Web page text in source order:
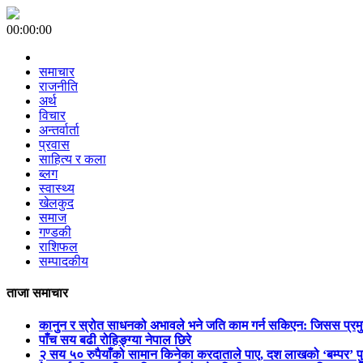
00:00:00
समाचार
राजनीति
अर्थ
विचार
अन्तर्वार्ता
प्रवास
साहित्य र कला
ब्लग
स्वास्थ्य
खेलकुद
समाज
गण्डकी
राशिफल
सम्पादकीय
ताजा समाचार
कानुन र स्रोत साधनको अभावले भने जति काम गर्न सकिएन: जिसस
पाँच सय बढी रोहिङ्ग्या नेपाल छिरे
२ सय ५० रुपैयाँको सामान किनेका करदाताले पाए, दश लाखको ‘बम्पर’